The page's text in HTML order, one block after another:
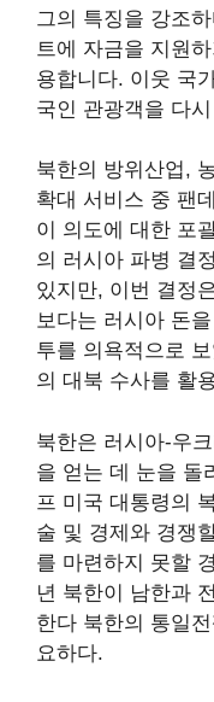
그의 특징을 강조
트에 자금을 지원
용합니다. 이웃 국
국인 관광객을 다
북한의 방위산업,
확대 서비스 중 팬
이 의도에 대한 포
의 러시아 파병 결
있지만, 이번 결정
보다는 러시아 돈
투를 의욕적으로
의 대북 수사를 활
북한은 러시아-우
을 얻는 데 눈을 돌
프 미국 대통령의
술 및 경제와 경쟁
를 마련하지 못할
년 북한이 남한과
한다 북한의 통일
요하다.